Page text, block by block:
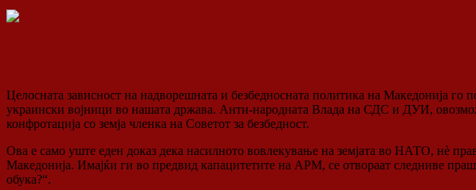
Целосната зависност на надворешната и безбедносната политика на Македонија го
украински војници во нашата држава. Анти-народната Влада на СДС и ДУИ,
конфротација со земја членка на Советот за безбедност.
Ова е само уште еден доказ дека насилното вовлекување на земјата во НАТО, нè
Македонија. Имајќи ги во предвид капацитетите на АРМ, се отвораат следниве
обука?“.